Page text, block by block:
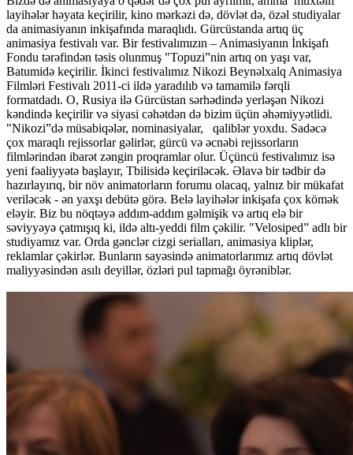
layihələr həyata keçirilir, kino mərkəzi də, dövlət də, özəl studiyalar
da animasiyanın inkişafında maraqlıdı. Gürcüstanda artıq üç
animasiya festivalı var. Bir festivalımızın – Animasiyanın İnkişafı
Fondu tərəfindən təsis olunmuş "Topuzi”nin artıq on yaşı var,
Batumidə keçirilir. İkinci festivalımız Nikozi Beynəlxalq Animasiya
Filmləri Festivalı 2011-ci ildə yaradılıb və tamamilə fərqli
formatdadı. O, Rusiya ilə Gürcüstan sərhədində yerləşən Nikozi
kəndində keçirilir və siyasi cəhətdən də bizim üçün əhəmiyyətlidi.
"Nikozi”də müsabiqələr, nominasiyalar, qaliblər yoxdu. Sadəcə
çox maraqlı rejissorlar gəlirlər, gürcü və əcnəbi rejissorların
filmlərindən ibarət zəngin proqramlar olur. Üçüncü festivalımız isə
yeni fəaliyyətə başlayır, Tbilisidə keçiriləcək. Əlavə bir tədbir də
hazırlayırıq, bir növ animatorların forumu olacaq, yalnız bir mükafat
veriləcək - ən yaxşı debütə görə. Belə layihələr inkişafa çox kömək
eləyir. Biz bu nöqtəyə addım-addım gəlmişik və artıq elə bir
səviyyəyə çatmışıq ki, ildə altı-yeddi film çəkilir. "Velosiped” adlı bir
studiyamız var. Orda gənclər cizgi serialları, animasiya kliplər,
reklamlar çəkirlər. Bunların sayəsində animatorlarımız artıq dövlət
maliyyəsindən asılı deyillər, özləri pul tapmağı öyrəniblər.